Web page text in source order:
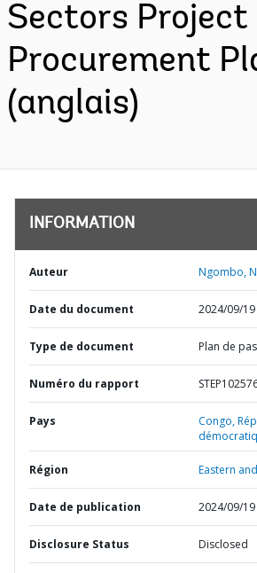
Sectors Project
Procurement
(anglais)
INFORMATION
Auteur Ngombo,
Date du document 2024/09/19
Type de document Plan de
Numéro du rapport
Pays Congo,
Région Eastern
Date de publication 2024/09/19
Disclosure Status Disclosed